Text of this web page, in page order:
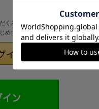
くと次回以降、そのIDでログインす
めてのお客様」より登録をおこなって